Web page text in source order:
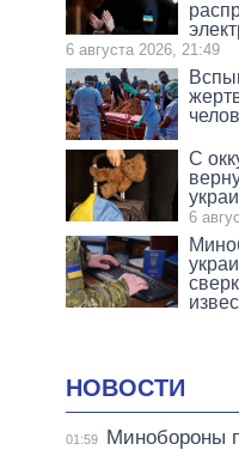
6 августа 2026, 21:49
С
6
НОВОСТИ
01:59
Минобороны